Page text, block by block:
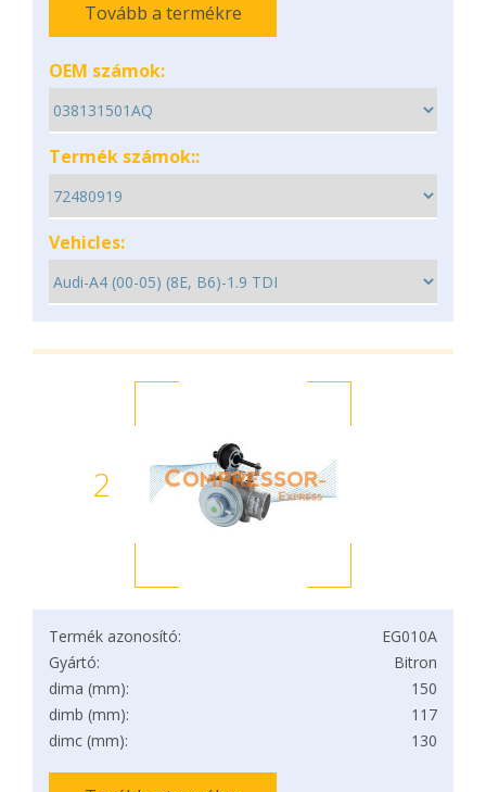
Tovább a termékre
OEM számok:
Termék számok::
Vehicles:
2
Termék azonosító:
EG010A
Gyártó:
Bitron
dima (mm):
150
dimb (mm):
117
dimc (mm):
130